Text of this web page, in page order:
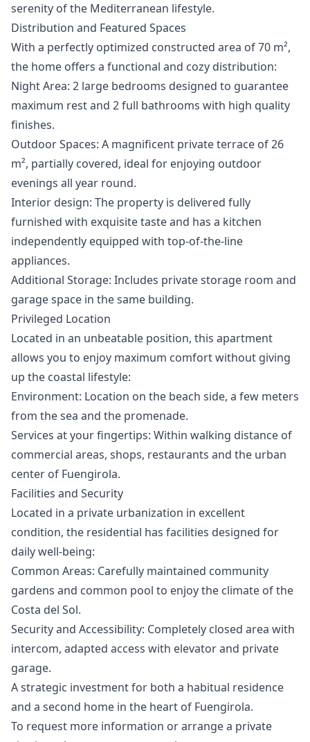
serenity of the Mediterranean lifestyle.
Distribution and Featured Spaces
With a perfectly optimized constructed area of 70 m²,
the home offers a functional and cozy distribution:
Night Area: 2 large bedrooms designed to guarantee
maximum rest and 2 full bathrooms with high quality
finishes.
Outdoor Spaces: A magnificent private terrace of 26
m², partially covered, ideal for enjoying outdoor
evenings all year round.
Interior design: The property is delivered fully
furnished with exquisite taste and has a kitchen
independently equipped with top-of-the-line
appliances.
Additional Storage: Includes private storage room and
garage space in the same building.
Privileged Location
Located in an unbeatable position, this apartment
allows you to enjoy maximum comfort without giving
up the coastal lifestyle:
Environment: Location on the beach side, a few meters
from the sea and the promenade.
Services at your fingertips: Within walking distance of
commercial areas, shops, restaurants and the urban
center of Fuengirola.
Facilities and Security
Located in a private urbanization in excellent
condition, the residential has facilities designed for
daily well-being:
Common Areas: Carefully maintained community
gardens and common pool to enjoy the climate of the
Costa del Sol.
Security and Accessibility: Completely closed area with
intercom, adapted access with elevator and private
garage.
A strategic ‌investment ‌for ‌both ‌a ‌habitual residence
and a second ‌home ‌in ‌the heart of ‌Fuengirola.
To ‌request ‌more ‌information or ‌arrange a private